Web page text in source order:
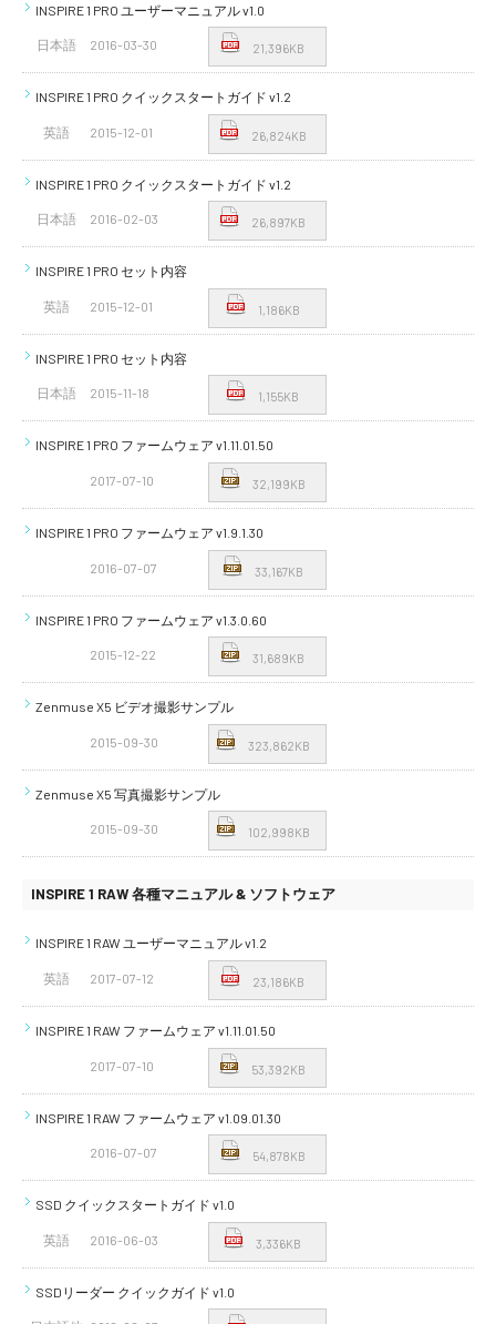
INSPIRE 1 PRO ユーザーマニュアル v1.0
日本語 2016-03-30 21,396KB
INSPIRE 1 PRO クイックスタートガイド v1.2
英語 2015-12-01 26,824KB
INSPIRE 1 PRO クイックスタートガイド v1.2
日本語 2016-02-03 26,897KB
INSPIRE 1 PRO セット内容
英語 2015-12-01 1,186KB
INSPIRE 1 PRO セット内容
日本語 2015-11-18 1,155KB
INSPIRE 1 PRO ファームウェア v1.11.01.50
2017-07-10 32,199KB
INSPIRE 1 PRO ファームウェア v1.9.1.30
2016-07-07 33,167KB
INSPIRE 1 PRO ファームウェア v1.3.0.60
2015-12-22 31,689KB
Zenmuse X5 ビデオ撮影サンプル
2015-09-30 323,862KB
Zenmuse X5 写真撮影サンプル
2015-09-30 102,998KB
INSPIRE 1 RAW 各種マニュアル & ソフトウェア
INSPIRE 1 RAW ユーザーマニュアル v1.2
英語 2017-07-12 23,186KB
INSPIRE 1 RAW ファームウェア v1.11.01.50
2017-07-10 53,392KB
INSPIRE 1 RAW ファームウェア v1.09.01.30
2016-07-07 54,878KB
SSD クイックスタートガイド v1.0
英語 2016-06-03 3,336KB
SSDリーダー クイックガイド v1.0